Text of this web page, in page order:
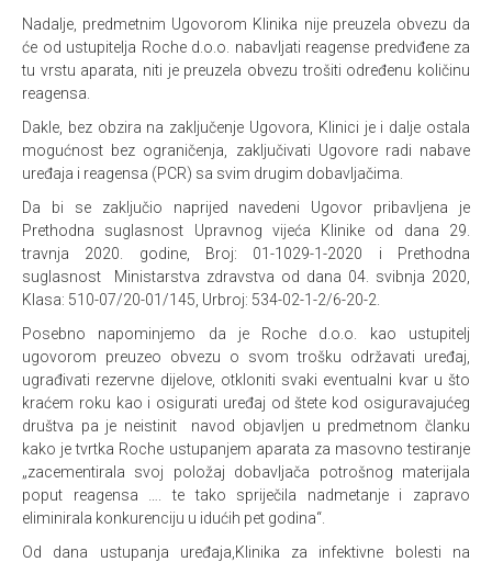
Nadalje, predmetnim Ugovorom Klinika nije preuzela obvezu da
će od ustupitelja Roche d.o.o. nabavljati reagense predviđene za
tu vrstu aparata, niti je preuzela obvezu trošiti određenu količinu
reagensa.
Dakle, bez obzira na zaključenje Ugovora, Klinici je i dalje ostala
mogućnost bez ograničenja, zaključivati Ugovore radi nabave
uređaja i reagensa (PCR) sa svim drugim dobavljačima.
Da bi se zaključio naprijed navedeni Ugovor pribavljena je
Prethodna suglasnost Upravnog vijeća Klinike od dana 29.
travnja 2020. godine, Broj: 01-1029-1-2020 i Prethodna
suglasnost Ministarstva zdravstva od dana 04. svibnja 2020,
Klasa: 510-07/20-01/145, Urbroj: 534-02-1-2/6-20-2.
Posebno napominjemo da je Roche d.o.o. kao ustupitelj
ugovorom preuzeo obvezu o svom trošku održavati uređaj,
ugrađivati rezervne dijelove, otkloniti svaki eventualni kvar u što
kraćem roku kao i osigurati uređaj od štete kod osiguravajućeg
društva pa je neistinit navod objavljen u predmetnom članku
kako je tvrtka Roche ustupanjem aparata za masovno testiranje
„zacementirala svoj položaj dobavljača potrošnog materijala
poput reagensa …. te tako spriječila nadmetanje i zapravo
eliminirala konkurenciju u idućih pet godina“.
Od dana ustupanja uređaja,Klinika za infektivne bolesti na